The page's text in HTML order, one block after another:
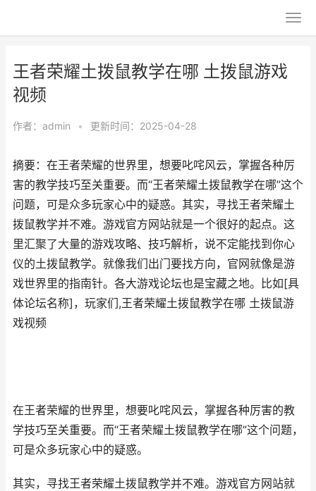
王者荣耀土拨鼠教学在哪 土拨鼠游戏
视频
作者： admin • 更新时间：2025-04-28
摘要：在王者荣耀的世界里，想要叱咤风云，掌握各种厉
害的教学技巧至关重要。而“王者荣耀土拨鼠教学在哪”这个
问题，可是众多玩家心中的疑惑。其实，寻找王者荣耀土
拨鼠教学并不难。游戏官方网站就是一个很好的起点。这
里汇聚了大量的游戏攻略、技巧解析，说不定能找到你心
仪的土拨鼠教学。就像我们出门要找方向，官网就像是游
戏世界里的指南针。各大游戏论坛也是宝藏之地。比如[具
体论坛名称]，玩家们,王者荣耀土拨鼠教学在哪 土拨鼠游
戏视频
在王者荣耀的世界里，想要叱咤风云，掌握各种厉害的教
学技巧至关重要。而“王者荣耀土拨鼠教学在哪”这个问题，
可是众多玩家心中的疑惑。
其实，寻找王者荣耀土拨鼠教学并不难。游戏官方网站就